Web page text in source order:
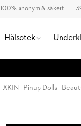
100% anonym & säkert
Hälsotek
XKIN - Pinup Dolls -